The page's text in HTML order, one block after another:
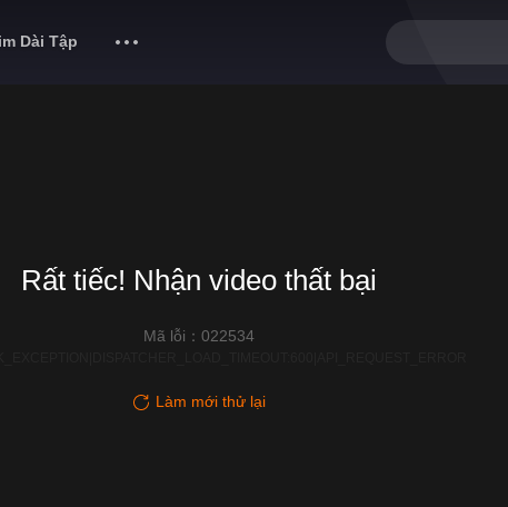
Dài Tập
Rất tiếc! Nhận video thất bại
Mã lỗi：022534
Làm mới thử lại